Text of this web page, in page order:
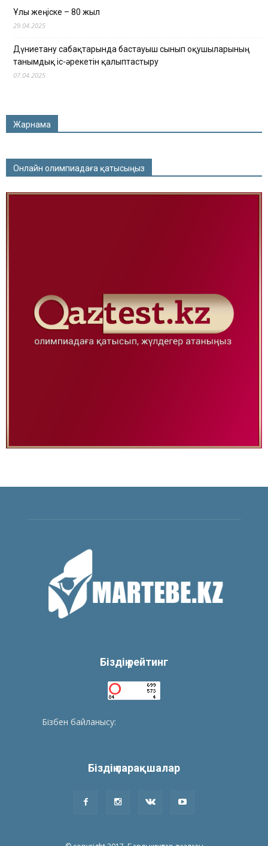
Ұлы жеңіске – 80 жыл
29.04.2025
Дүниетану сабақтарында бастауыш сынып оқушыларының
танымдық іс-әрекетін қалыптастыру
07.04.2025
Жарнама
Онлайн олимпиадаға қатысыңыз
Біздің рейтинг
Бізбен байланысу:
Біздің парақшалар